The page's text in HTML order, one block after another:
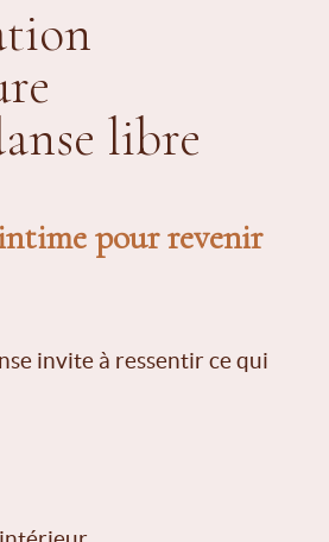
libre
pour revenir
invite à ressentir ce qui